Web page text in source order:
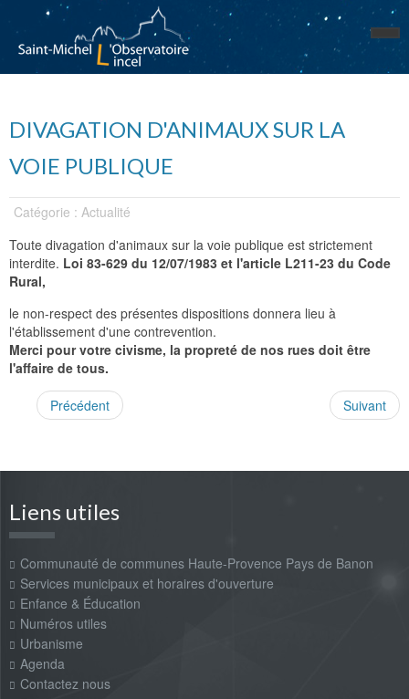
DIVAGATION D'ANIMAUX SUR LA
VOIE PUBLIQUE
Catégorie : Actualité
Toute divagation d'animaux sur la voie publique est strictement
interdite. Loi 83-629 du 12/07/1983 et l'article L211-23 du Code
Rural,
le non-respect des présentes dispositions donnera lieu à
l'établissement d'une contrevention.
Merci pour votre civisme, la propreté de nos rues doit être
l'affaire de tous.
Précédent Suivant
Liens utiles
Communauté de communes Haute-Provence Pays de Banon
Services municipaux et horaires d'ouverture
Enfance & Éducation
Numéros utiles
Urbanisme
Agenda
Contactez nous